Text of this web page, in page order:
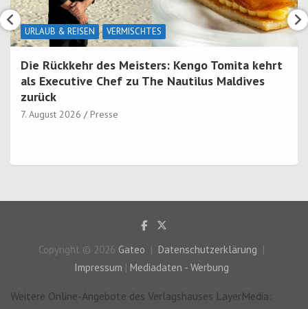
URLAUB & REISEN VERMISCHTES
Die Rückkehr des Meisters: Kengo Tomita kehrt
als Executive Chef zu The Nautilus Maldives
zurück
7. August 2026 Presse
Copyright © 2026 Gateo
Datenschutzerklärung
Impressum | Mediadaten - Werbung
Weitere Online-Angebote des Verlagshauses LayerMedia: